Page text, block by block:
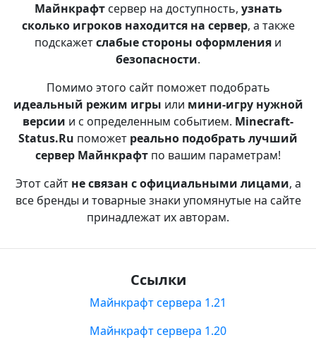
Майнкрафтсервер на доступность, узнать
сколько игроков находится на сервер, а также
подскажетслабые стороны оформления и
безопасности.
Помимо этого сайт поможет подобрать
идеальный режим игры или мини-игру нужной
версии и с определенным событием. Minecraft-
Status.Ru поможет реально подобрать лучший
сервер Майнкрафт по вашим параметрам!
Этот сайт не связан с официальными лицами, а
все бренды и товарные знаки упомянутые на сайте
принадлежат их авторам.
Ссылки
Майнкрафт сервера 1.21
Майнкрафт сервера 1.20